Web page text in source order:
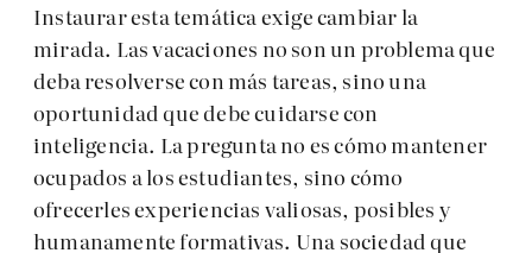
Instaurar esta temática exige cambiar la
mirada. Las vacaciones no son un problema que
deba resolverse con más tareas, sino una
oportunidad que debe cuidarse con
inteligencia. La pregunta no es cómo mantener
ocupados a los estudiantes, sino cómo
ofrecerles experiencias valiosas, posibles y
humanamente formativas. Una sociedad que